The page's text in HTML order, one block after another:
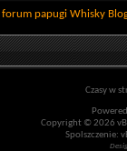
forum papugi Whisky
Czasy w
Copyright © 2026
Spolszczenie: